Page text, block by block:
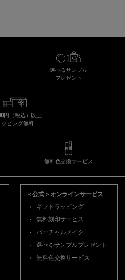
選べるサンプル
プレゼント
円（税込）以上
ッピング無料
無料色交換サービス
＜公式＞オンラインサービス
ギフトラッピング
無料刻印サービス
バーチャルメイク
選べるサンプルプレゼント
無料色交換サービス